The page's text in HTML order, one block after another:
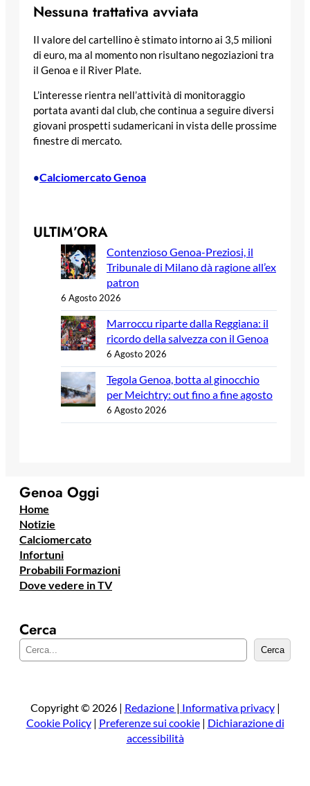
Nessuna trattativa avviata
Il valore del cartellino è stimato intorno ai 3,5 milioni
di euro, ma al momento non risultano negoziazioni tra
il Genoa e il River Plate.
L’interesse rientra nell’attività di monitoraggio
portata avanti dal club, che continua a seguire diversi
giovani prospetti sudamericani in vista delle prossime
finestre di mercato.
•Calciomercato Genoa
ULTIM’ORA
Contenzioso Genoa-Preziosi, il
Tribunale di Milano dà ragione all’ex
patron
6 Agosto 2026
Marroccu riparte dalla Reggiana: il
ricordo della salvezza con il Genoa
6 Agosto 2026
Tegola Genoa, botta al ginocchio
per Meichtry: out fino a fine agosto
6 Agosto 2026
Genoa Oggi
Home
Notizie
Calciomercato
Infortuni
Probabili Formazioni
Dove vedere in TV
Cerca
e
a
Cerca
Copyright © 2026 | Redazione | Informativa privacy|
Cookie Policy| Preferenze sui cookie| Dichiarazione di
accessibilità